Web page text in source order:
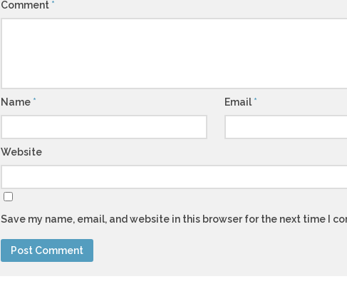
Comment *
Name * Email*
Website
Save my name, email, and website in this browser for the next time I